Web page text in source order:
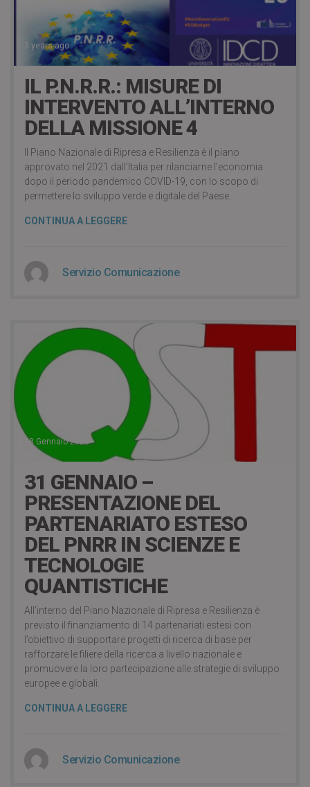
3 years ago
IL P.N.R.R.: MISURE DI
INTERVENTO ALL’INTERNO
DELLA MISSIONE 4
Il Piano Nazionale di Ripresa e Resilienza è il piano
approvato nel 2021 dall’Italia per rilanciarne l’economia
dopo il periodo pandemico COVID-19, con lo scopo di
permettere lo sviluppo verde e digitale del Paese.
CONTINUA A LEGGERE
Servizio Comunicazione
18 Gennaio 2023
31 GENNAIO –
PRESENTAZIONE DEL
PARTENARIATO ESTESO
DEL PNRR IN SCIENZE E
TECNOLOGIE
QUANTISTICHE
All’interno del Piano Nazionale di Ripresa e Resilienza è
previsto il finanziamento di 14 partenariati estesi con
l’obiettivo di supportare progetti di ricerca di base per
rafforzare le filiere della ricerca a livello nazionale e
promuovere la loro partecipazione alle strategie di sviluppo
europee e globali.
CONTINUA A LEGGERE
Servizio Comunicazione